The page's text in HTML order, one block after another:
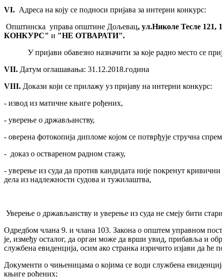
VI. Адреса на коју се подноси пријава за интерни конкурс:
Општинска управа општине Дољевац, ул.Николе Тесле 121,
КОНКУРС" и "НЕ ОТВАРАТИ".
У пријави обавезно назначити за које радно место се
VII. Датум оглашавања: 31.12.2018.година
VIII. Докази који се прилажу уз пријаву на интерни конкурс:
- извод из матичне књиге рођених,
- уверење о држављанству,
- оверена фотокопија дипломе којом се потврђује стручна
- доказ о оствареном радном стажу,
- уверење из суда да против кандидата није покренут
дела из надлежности судова и тужилаштва,
Уверење о држављанству и уверење из суда не смеју бити
Одредбом члана 9. и члана 103. Закона о општем управном
је, између осталог, да орган може да врши увид, прибавља и
службена евиденција, осим ако странка изричито изјави да ће
Документи о чињеницама о којима се води службена
књиге рођених;